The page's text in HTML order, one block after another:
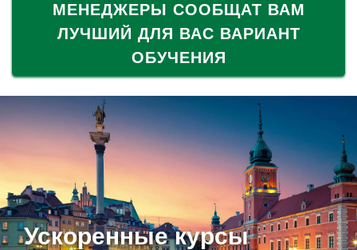
МЕНЕДЖЕРЫ СООБЩАТ ВАМ
ЛУЧШИЙ ДЛЯ ВАС ВАРИАНТ
ОБУЧЕНИЯ
Ускоренные курсы